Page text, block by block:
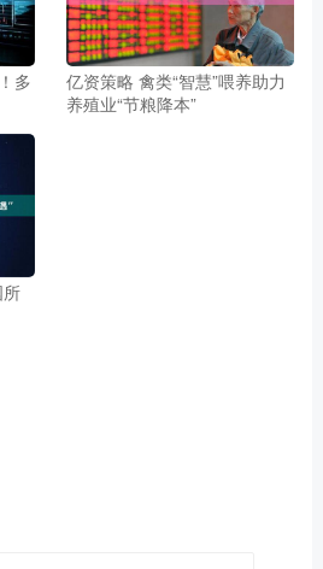
多
亿资策略 禽类“智慧”喂养助力
养殖业“节粮降本”